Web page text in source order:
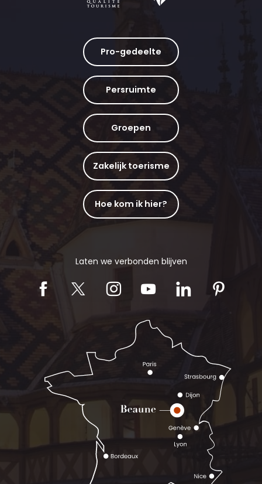
Pro-gedeelte
Persruimte
Groepen
Zakelijk toerisme
Hoe kom ik hier?
Laten we verbonden blijven